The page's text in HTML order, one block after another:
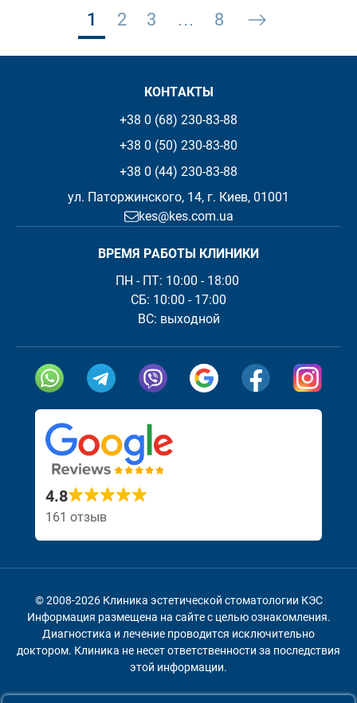
Posts pagination
1 2 3 … 8
Наши социальные сети и мессенджерыПосетите
4.8
161 отзыв
КОНТАКТЫ
+38 0 (68) 230-83-88
+38 0 (50) 230-83-80
+38 0 (44) 230-83-88
ул. Паторжинского, 14, г. Киев, 01001
kes@kes.com.ua
ВРЕМЯ РАБОТЫ КЛИНИКИ
ПН - ПТ: 10:00 - 18:00
СБ: 10:00 - 17:00
ВС: выходной
© 2008-2026 Клиника эстетической стоматологии КЭС
Информация размещена на сайте с целью ознакомления.
Диагностика и лечение проводится исключительно
доктором. Клиника не несет ответственности за последствия
этой информации.